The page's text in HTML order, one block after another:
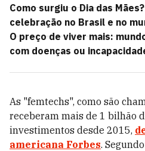
Como surgiu o Dia das
celebração no Brasil e no
O preço de viver mais:
com doenças ou
As "femtechs", como são
receberam mais de 1 bilhão
investimentos desde 2015,
americana Forbes.